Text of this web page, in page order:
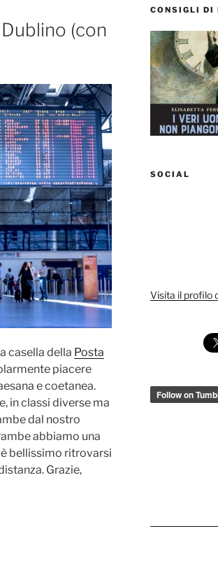
(con
casella della Posta
piacere
e coetanea.
in classi diverse ma
dal nostro
abbiamo una
bellissimo ritrovarsi
Grazie,
CONSIGLI DI
SOCIAL
Visita il profilo